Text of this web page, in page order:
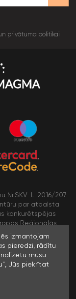
privātuma politikai
Nr.SKV-L-2016/207
par atbalsta
konkurētspējas
Reģionālās
izmantojam
pieredzi, rādītu
mūsu
Jūs piekrītat